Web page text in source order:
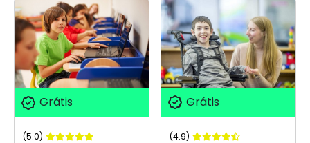
Grátis
(5.0)
Grátis
(4.9)